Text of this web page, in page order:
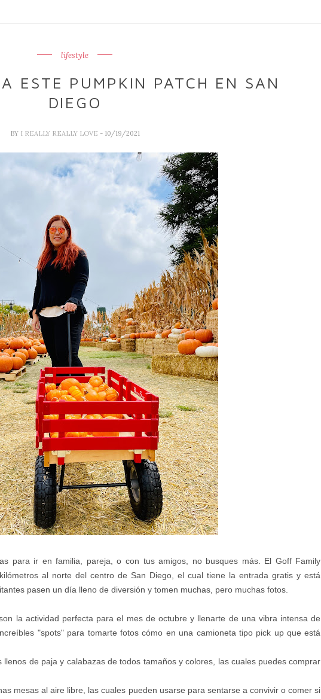
lifestyle
ESTE PUMPKIN PATCH EN SAN
DIEGO
BY I REALLY REALLY LOVE - 10/19/2021
para ir en familia, pareja, o con tus amigos, no busques más. El Goff Family
al norte del centro de San Diego, el cual tiene la entrada gratis y está
pasen un día lleno de diversión y tomen muchas, pero muchas fotos.
la actividad perfecta para el mes de octubre y llenarte de una vibra intensa de
"spots" para tomarte fotos cómo en una camioneta tipo pick up que está
de paja y calabazas de todos tamaños y colores, las cuales puedes comprar
mesas al aire libre, las cuales pueden usarse para sentarse a convivir o comer si